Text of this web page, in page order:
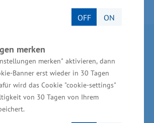
OFF ON
merken
merken" aktivieren, dann
Banner erst wieder in 30 Tagen
wird das Cookie "cookie-settings"
von 30 Tagen von Ihrem
Land
Wirtschaft, Infrastruktur,
Arbeit Mecklenburg-Vorpommern
Wirtschaftsfördergesellschaft des